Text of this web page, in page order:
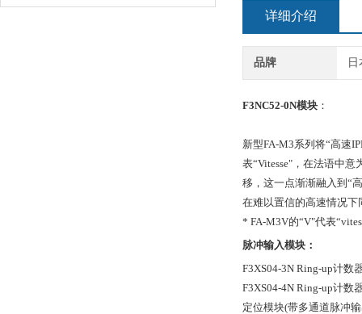
详细介绍
品牌
F3NC52-0N模块 ：
新型FA-M3系列将“高速
表“Vitesse"，在法语中
移，这一点渐渐融入到“
在难以置信的高速情况
* FA-M3V的“V"代表
脉冲输入模块：
F3XS04-3N Ring-up计数
F3XS04-4N Ring-up计数
定位模块(带多通道脉冲